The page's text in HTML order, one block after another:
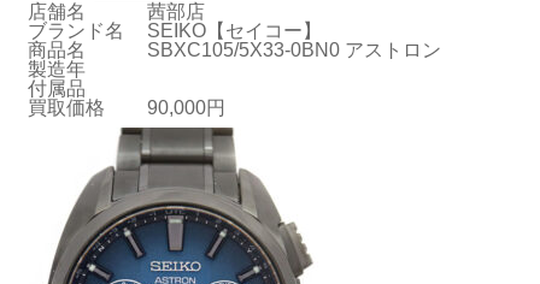
店舗名
茜部店
ブランド名
SEIKO【セイコー】
商品名
SBXC105/5X33-0BN0 アストロン
製造年
付属品
買取価格
90,000円